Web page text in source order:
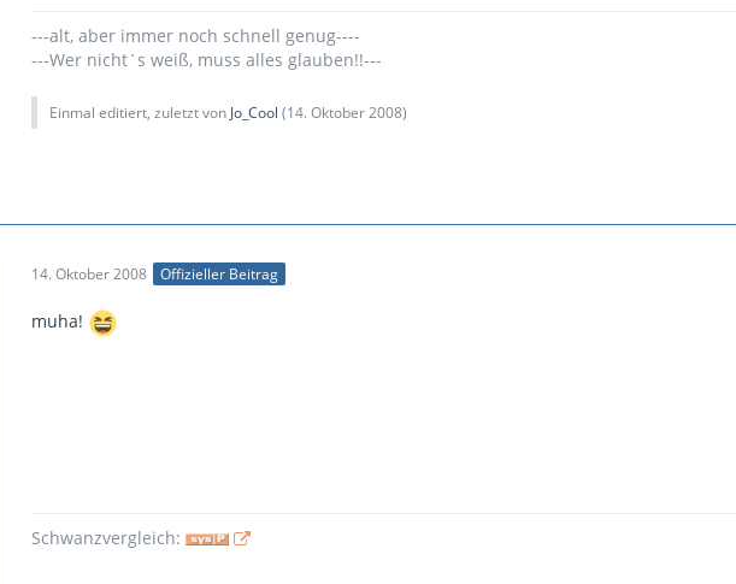
---alt, aber immer noch schnell genug----
---Wer nicht`s weiß, muss alles glauben!!---
Einmal editiert, zuletzt von Jo_Cool (14. Oktober 2008)
14. Oktober 2008 Offizieller Beitrag
muha!
Schwanzvergleich: